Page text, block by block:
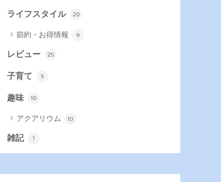
ライフスタイル 20
節約・お得情報 9
レビュー 25
子育て 5
趣味 10
アクアリウム 10
雑記 1